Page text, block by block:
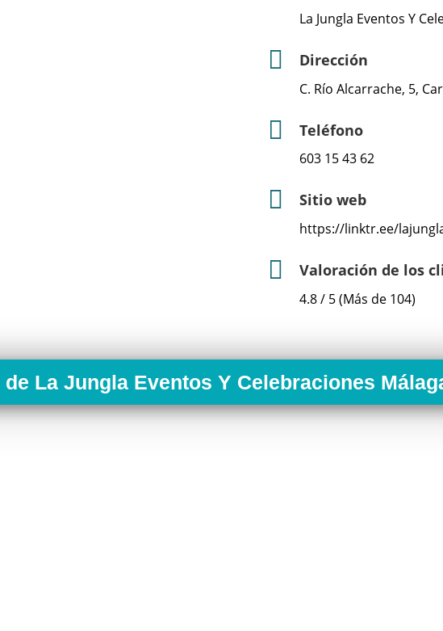
La Jungla Eventos Y
Dirección
C. Río Alcarrache, 5,
Teléfono
603 15 43 62
Sitio web
https://linktr.ee/
Valoración de los
4.8 / 5 (Más de 104)
La Jungla Eventos Y Celebraciones